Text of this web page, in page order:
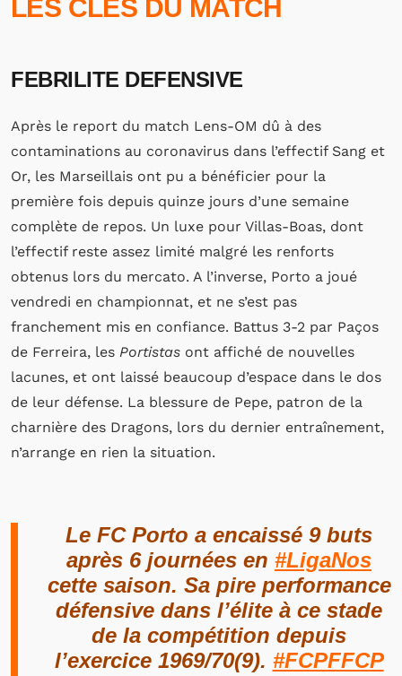
LES CLES DU MATCH
FEBRILITE DEFENSIVE
Après le report du match Lens-OM dû à des
contaminations au coronavirus dans l’effectif Sang et
Or, les Marseillais ont pu a bénéficier pour la
première fois depuis quinze jours d’une semaine
complète de repos. Un luxe pour Villas-Boas, dont
l’effectif reste assez limité malgré les renforts
obtenus lors du mercato. A l’inverse, Porto a joué
vendredi en championnat, et ne s’est pas
franchement mis en confiance. Battus 3-2 par Paços
de Ferreira, les Portistas ont affiché de nouvelles
lacunes, et ont laissé beaucoup d’espace dans le dos
de leur défense. La blessure de Pepe, patron de la
charnière des Dragons, lors du dernier entraînement,
n’arrange en rien la situation.
Le FC Porto a encaissé 9 buts
après 6 journées en #LigaNos
cette saison. Sa pire performance
défensive dans l’élite à ce stade
de la compétition depuis
l’exercice 1969/70(9). #FCPFFCP